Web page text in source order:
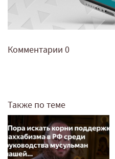
Комментарии 0
Также по теме